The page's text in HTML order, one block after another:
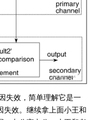
失效，简单理解它是一
失效。继续拿上面小王和